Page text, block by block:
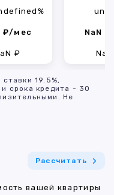
₽/мес
₽
NaN
19.5%,
срока кредита - 30
Не
Рассчитать
вашей квартиры